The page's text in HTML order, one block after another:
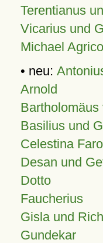
Terentianus
Vicarius und
Michael
• neu:
Arnold
Basilius und
Celestina
Desan und
Dotto
Faucherius
Gisla und
Gundekar